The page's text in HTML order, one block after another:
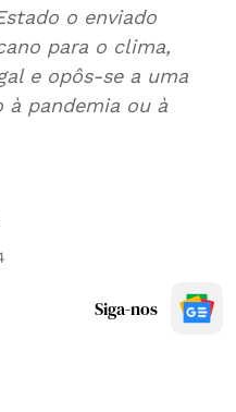
o enviado
para o clima,
e opôs-se a uma
à pandemia ou à
Siga-nos